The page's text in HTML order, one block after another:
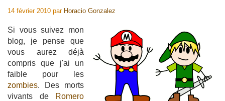
14 février 2010 par Horacio Gonzalez
Si vous suivez mon
blog, je pense que
vous aurez déjà
compris que j'ai un
faible pour les
zombies. Des morts
vivants de
Romero